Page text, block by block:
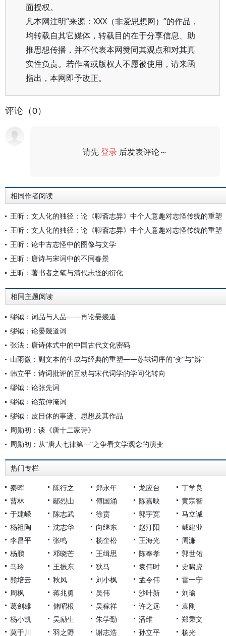
面授权。
凡本网注明“来源：XXX（非爱思想网）”的作品，
均转载自其它媒体，转载目的在于分享信息、助
推思想传播，并不代表本网赞同其观点和对其真
实性负责。若作者或版权人不愿被使用，请来函
指出，本网即予改正。
评论（0）
请先登录 后发表评论～
相同作者阅读
王昕：文人化的独径：论《聊斋志异》中个人意趣对志怪传统的重塑
王昕：文人化的独径：论《聊斋志异》中个人意趣对志怪传统的重塑
王昕：论中古志怪中的图像与文学
王昕：唐诗与宋词中的不同春景
王昕：著书者之笔与清代志怪的衍化
相同主题阅读
缪钺：词品与人品——再论晏幾道
缪钺：论晏幾道词
张法：唐诗体式中的中国古代文化密码
山雨微：副文本的生成与经典的重塑——苏轼词序的“变”与“辨”
韩立平：诗词批评的互动与宋代词学的学问化转向
缪钺：论张先词
缪钺：论范仲淹词
缪钺：皮日休的事迹、思想及其作品
周勋初：谈《唐十二家诗》
周勋初：从“唐人七律第一”之争看文学观念的演变
热门专栏
秦晖 陈行之 郑永年 龙应台
丁学良
曹林
鄢烈山 傅国涌 陈嘉映
黄宗智
于建嵘
陈志武 徐贲 郭宇宽
马立诚
杨祖陶
沈志华 向继东 赵汀阳
戴建业
李昌平
张鸣 杨奎松 王海光
周濂
杨鹏
邓晓芒 王缉思 陈奉孝
郭世佑
马玲
王振东 狄马 袁伟时
史啸虎
熊培云
秋风 刘小枫 孟令伟
雷一宁
周枫
蒋兆勇 吴伟 沙叶新
刘瑜
葛剑雄
储昭根 吴稼祥 许之远
袁刚
杨小凯
吴励生 朱学勤 潘维
郑秉文
莫于川
羽之野 谢志浩 孙立平 杨光